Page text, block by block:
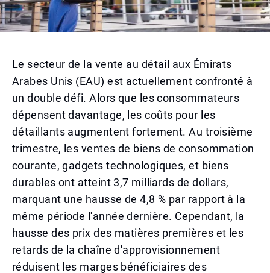
Le secteur de la vente au détail aux Émirats
Arabes Unis (EAU) est actuellement confronté à
un double défi. Alors que les consommateurs
dépensent davantage, les coûts pour les
détaillants augmentent fortement. Au troisième
trimestre, les ventes de biens de consommation
courante, gadgets technologiques, et biens
durables ont atteint 3,7 milliards de dollars,
marquant une hausse de 4,8 % par rapport à la
même période l'année dernière. Cependant, la
hausse des prix des matières premières et les
retards de la chaîne d'approvisionnement
réduisent les marges bénéficiaires des